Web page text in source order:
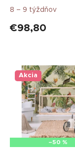
o
v
8 – 9 týždňov
€98,80
Akcia
–50 %